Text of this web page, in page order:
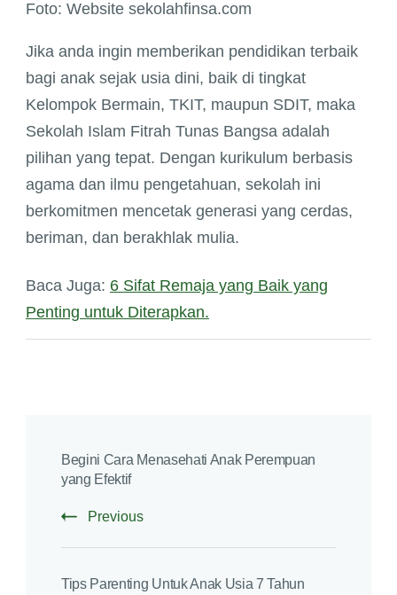
Foto: Website sekolahfinsa.com
Jika anda ingin memberikan pendidikan terbaik
bagi anak sejak usia dini, baik di tingkat
Kelompok Bermain, TKIT, maupun SDIT, maka
Sekolah Islam Fitrah Tunas Bangsa adalah
pilihan yang tepat. Dengan kurikulum berbasis
agama dan ilmu pengetahuan, sekolah ini
berkomitmen mencetak generasi yang cerdas,
beriman, dan berakhlak mulia.
Baca Juga: 6 Sifat Remaja yang Baik yang
Penting untuk Diterapkan.
Begini Cara Menasehati Anak Perempuan
yang Efektif
Previous
Tips Parenting Untuk Anak Usia 7 Tahun